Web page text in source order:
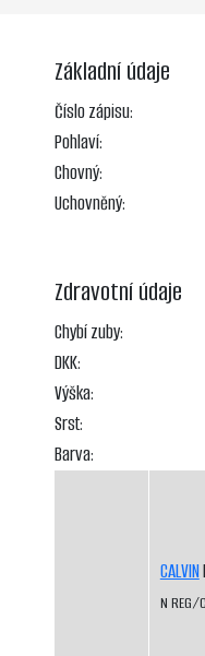
Základní údaje
Číslo zápisu:
Pohlaví:
Chovný:
Uchovněný:
Zdravotní údaje
Chybí zuby:
DKK:
Výška:
Srst:
Barva:
CALVIN
N